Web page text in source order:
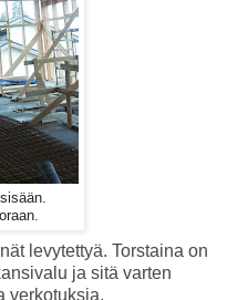
levytettyä. Torstaina on
ja sitä varten
verkotuksia.